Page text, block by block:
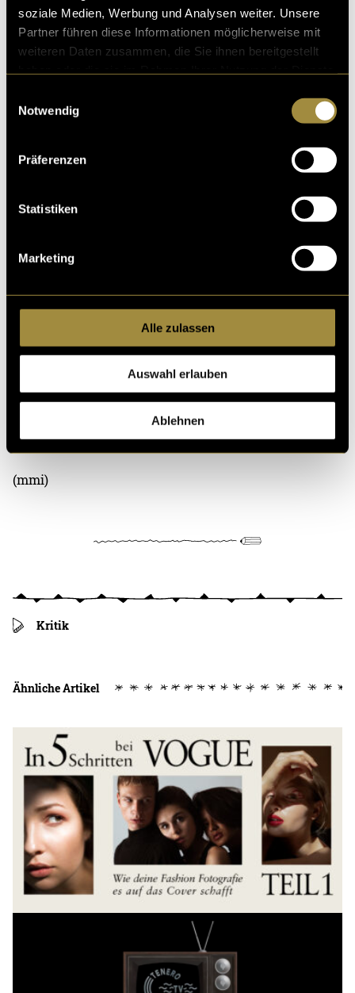
soziale Medien, Werbung und Analysen weiter. Unsere
Partner führen diese Informationen möglicherweise mit
weiteren Daten zusammen, die Sie ihnen bereitgestellt
Notwendig
Präferenzen
Statistiken
Marketing
Alle zulassen
Auswahl erlauben
Ablehnen
diesen Inhalt zu sehen.
(mmi)
Kritik
Ähnliche Artikel